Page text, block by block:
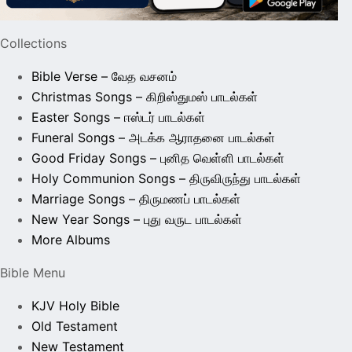
Collections
Bible Verse – வேத வசனம்
Christmas Songs – கிறிஸ்துமஸ் பாடல்கள்
Easter Songs – ஈஸ்டர் பாடல்கள்
Funeral Songs – அடக்க ஆராதனை பாடல்கள்
Good Friday Songs – புனித வெள்ளி பாடல்கள்
Holy Communion Songs – திருவிருந்து பாடல்கள்
Marriage Songs – திருமணப் பாடல்கள்
New Year Songs – புது வருட பாடல்கள்
More Albums
Bible Menu
KJV Holy Bible
Old Testament
New Testament